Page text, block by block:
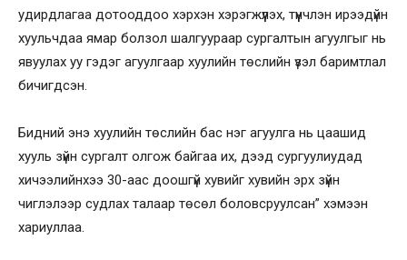
удирдлагаа дотооддоо хэрхэн хэрэгжүүлэх, түүнчлэн ирээдүйн
хуульчдаа ямар болзол шалгуураар сургалтын агуулгыг нь
явуулах уу гэдэг агуулгаар хуулийн төслийн үзэл баримтлал
бичигдсэн.
Бидний энэ хуулийн төслийн бас нэг агуулга нь цаашид
хууль зүйн сургалт олгож байгаа их, дээд сургуулиудад
хичээлийнхээ 30-аас доошгүй хувийг хувийн эрх зүйн
чиглэлээр судлах талаар төсөл боловсруулсан” хэмээн
хариуллаа.